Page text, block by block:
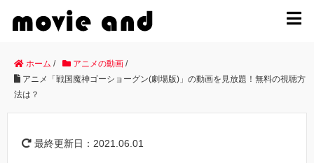
ホーム / アニメの動画 /
アニメ「戦国魔神ゴーショーグン(劇場版)」の動画を見放題！無料の視聴方
法は？
最終更新日：2021.06.01